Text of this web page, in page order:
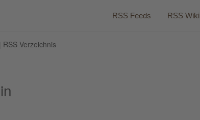
RSS Feeds RSS Wiki
Verzeichnis